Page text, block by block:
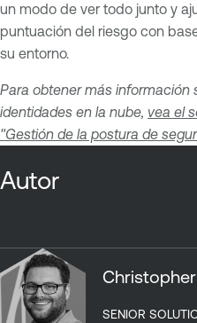
un modo de ver todo junto y
puntuación del riesgo con
su entorno.
Para obtener más información
identidades en la nube, vea el
"Gestión de la postura de
Autor
SENIOR